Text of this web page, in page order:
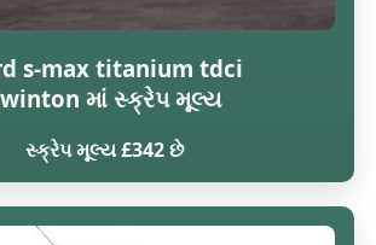
s-max titanium tdci
માં સ્ક્રેપ મૂલ્ય
સ્ક્રેપ મૂલ્ય £342 છે